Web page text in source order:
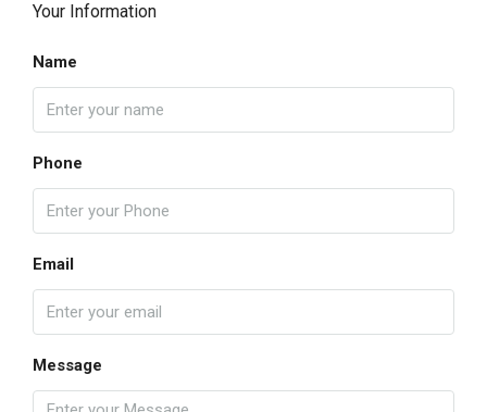
Your Information
Name
Phone
Email
Message